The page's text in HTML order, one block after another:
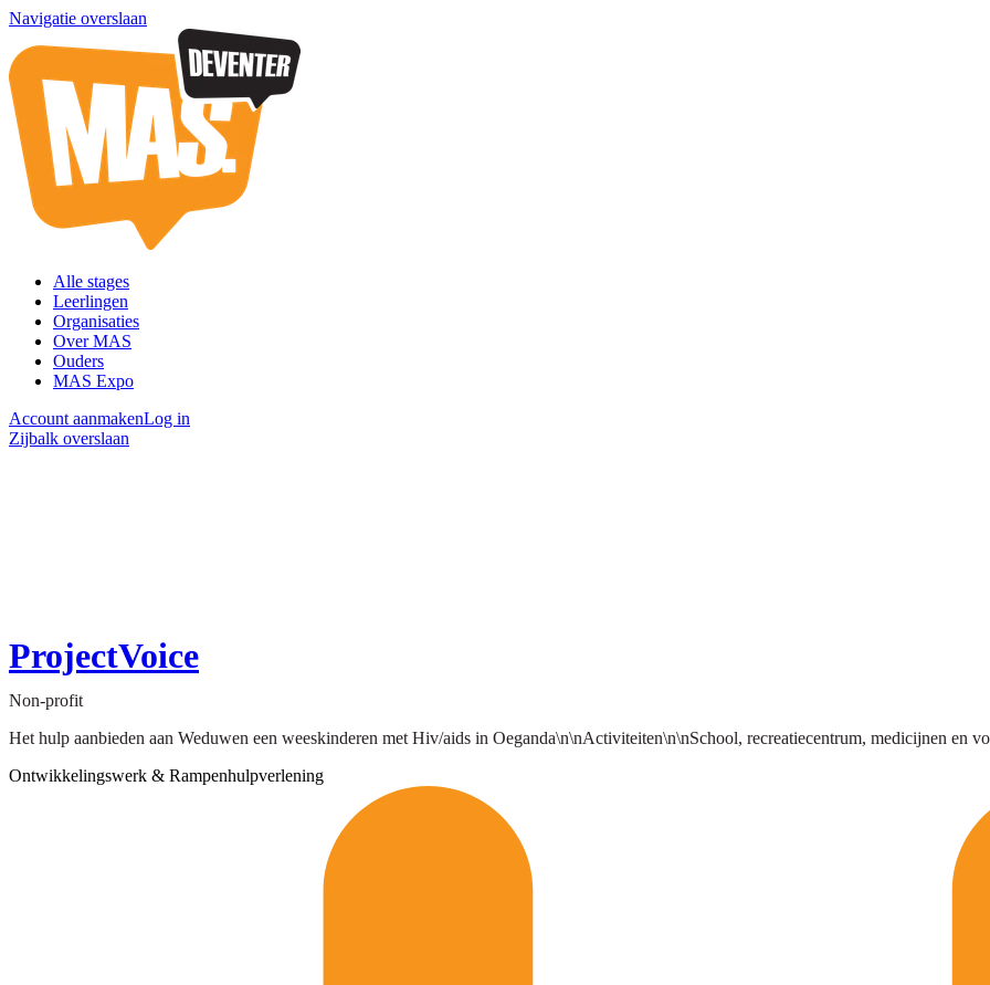
Navigatie overslaan
Alle stages
Leerlingen
Organisaties
Over MAS
Ouders
MAS Expo
Account aanmakenLog in
Zijbalk overslaan
ProjectVoice
Non-profit
Het hulp aanbieden aan Weduwen een weeskinderen met Hiv/aids in Oeganda\n\nActiviteiten\n\nSchool, recreatiecentrum, medicijnen en
Ontwikkelingswerk & Rampenhulpverlening